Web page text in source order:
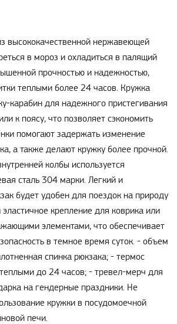
высококачественной нержавеющей
в мороз и охладиться в палящий
прочностью и надежностью,
теплыми более 24 часов. Кружка
карабин для надежного пристегивания
к поясу, что позволяет сэкономить
помогают задержать изменение
а также делают кружку более прочной.
колбы используется
сталь 304 марки. Легкий и
будет удобен для поездок на природу
крепление для коврика или
элементами, что обеспечивает
в темное время суток. - объем
спинка рюкзака; - термос
до 24 часов; - тревел-мерч для
на гендерные праздники. Не
кружки в посудомоечной
печи.